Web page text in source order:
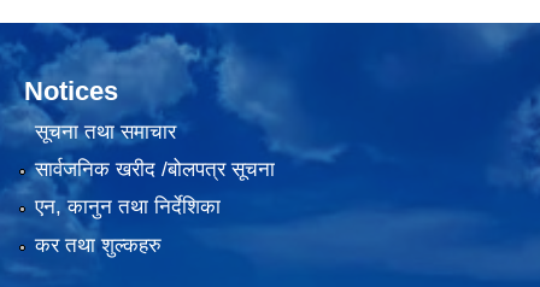
Notices
सूचना तथा समाचार
सार्वजनिक खरीद /बोलपत्र सूचना
एन, कानुन तथा निर्देशिका
कर तथा शुल्कहरु